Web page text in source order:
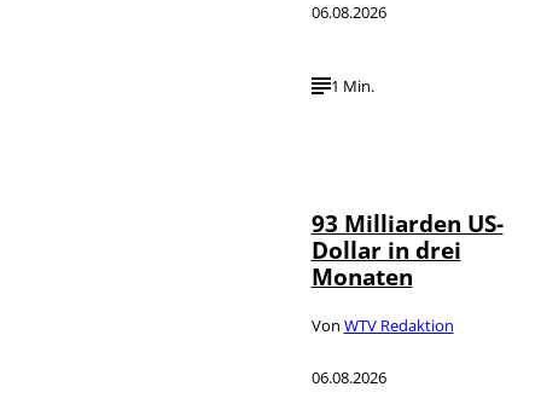
06.08.2026
1 Min.
93 Milliarden US-
Dollar in drei
Monaten
Von WTV Redaktion
06.08.2026